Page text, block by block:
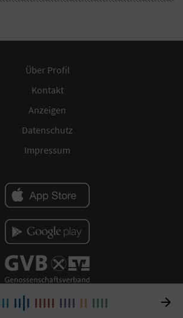

Über Profil
Kontakt
Anzeigen
Datenschutz
Impressum